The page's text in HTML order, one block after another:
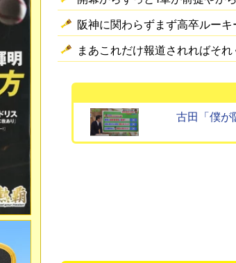
阪神に関わらずまず高卒ルー
まあこれだけ報道されればそ
古田「僕が